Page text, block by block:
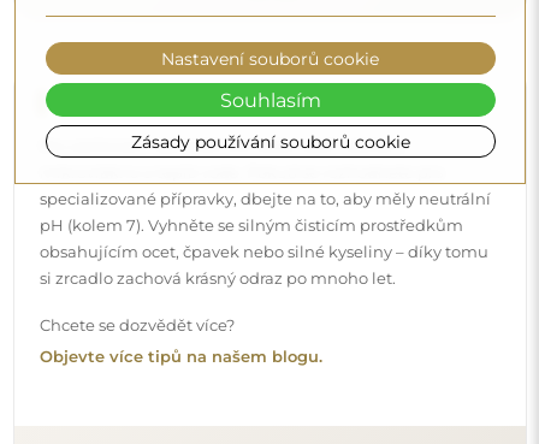
Doručení až domů
Nabízíme službu doručení až domů, díky které
převezmete zásilku přímo u svých dveří. Za příplatek 40€
službu vnesení dovnitř
doručit zásilku přímo do vašeho domu (pro rozměry do
80×120 cm nebo průměr 100 cm). U větších produktů
může být potřeba menší pomoc, např. otevření dveří.
kurýr zásilku do vnitřku vašeho domu nevnese.
Zásady používání souborů cookie
Nastavení souborů cookie
Souhlasím